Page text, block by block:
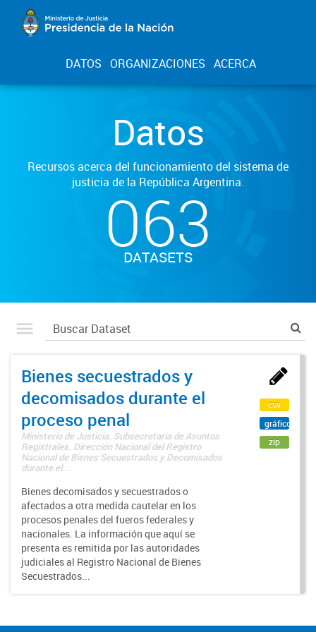
DATOS ORGANIZACIONES ACERCA
Datos
Recursos acerca del funcionamiento del sistema de
justicia de la República Argentina.
063
DATASETS
Bienes secuestrados y
decomisados durante el
proceso penal
Ministerio de Justicia. Subsecretaría de Asuntos
Registrales. Dirección Nacional del Registro
Nacional de Bienes Secuestrados y Decomisados
durante el...
Bienes decomisados y secuestrados o
afectados a otra medida cautelar en los
procesos penales del fueros federales y
nacionales. La información que aquí se
presenta es remitida por las autoridades
judiciales al Registro Nacional de Bienes
Secuestrados...
csv
gráfico
zip